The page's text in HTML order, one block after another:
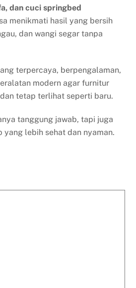
dan cuci springbed
menikmati hasil yang bersih
dan wangi segar tanpa
terpercaya, berpengalaman,
modern agar furnitur
tetap terlihat seperti baru.
tanggung jawab, tapi juga
yang lebih sehat dan nyaman.